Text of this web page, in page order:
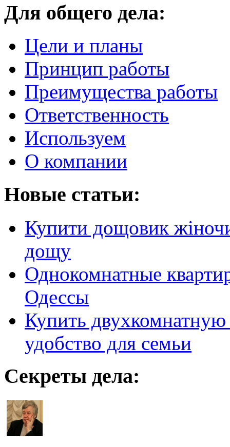
Для общего дела:
Цели и планы
Принцип работы
Преимущества работы
Ответственность
Используем
О компании
Новые статьи:
Купити дощовик
дощу
Однокомнатные
Одессы
Купить
удобство для семьи
Секреты дела: